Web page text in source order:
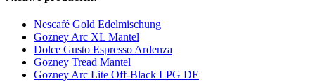
Nescafé Gold Edelmischung
Gozney Arc XL Mantel
Dolce Gusto Espresso Ardenza
Gozney Tread Mantel
Gozney Arc Lite Off-Black LPG DE